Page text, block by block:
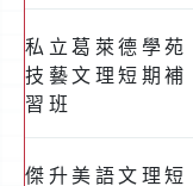
私立葛萊德學苑
技藝文理短期補
習班
傑升美語文理短